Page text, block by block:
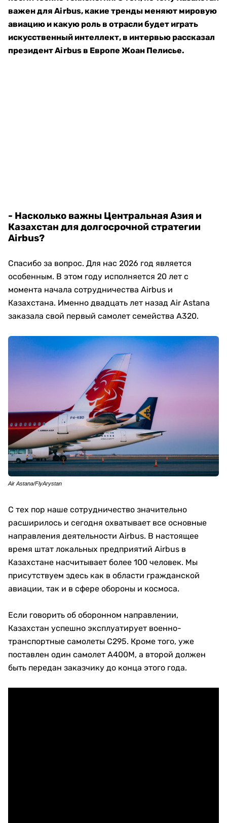
важен для Airbus, какие тренды меняют мировую
авиацию и какую роль в отрасли будет играть
искусственный интеллект, в интервью рассказал
президент Airbus в Европе Жоан Пелисье.
- Насколько важны Центральная Азия и
Казахстан для долгосрочной стратегии
Airbus?
Спасибо за вопрос. Для нас 2026 год является
особенным. В этом году исполняется 20 лет с
момента начала сотрудничества Airbus и
Казахстана. Именно двадцать лет назад Air Astana
заказала свой первый самолет семейства A320.
Air Astana/FlyArystan
С тех пор наше сотрудничество значительно
расширилось и сегодня охватывает все основные
направления деятельности Airbus. В настоящее
время штат локальных предприятий Airbus в
Казахстане насчитывает более 100 человек. Мы
присутствуем здесь как в области гражданской
авиации, так и в сфере обороны и космоса.
Если говорить об оборонном направлении,
Казахстан успешно эксплуатирует военно-
транспортные самолеты C295. Кроме того, уже
поставлен один самолет A400M, а второй должен
быть передан заказчику до конца этого года.